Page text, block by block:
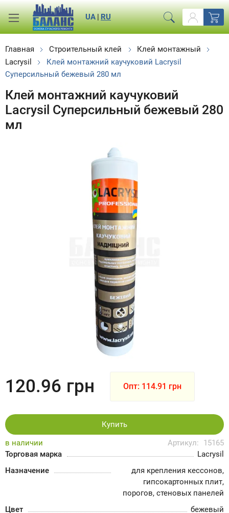
RU
|
UA
Главная Строительный клей
Клей монтажный
Lacrysil
Клей монтажний каучуковий Lacrysil
Суперсильный бежевый 280 мл
Клей монтажний каучуковий
Lacrysil Суперсильный бежевый 280
мл
в наличии Артикул:
15165
Торговая марка
Lacrysil
Назначение
для крепления кессонов,
гипсокартонных плит,
порогов, стеновых панелей
Цвет
бежевый
120.96 грн Опт: 114.91 грн
Купить